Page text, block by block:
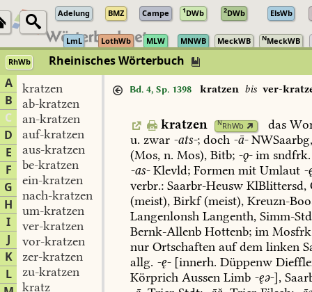
Adelung BMZ Campe 1DWb 2DWb ElsWb
LmL LothWb MLW MNWB MeckWB NMeckWB
RhWb
Rheinisches Wörterbuch
A
B
C
D
E
F
G
H
I
J
K
L
kratzen
ab-kratzen
an-kratzen
auf-kratzen
aus-kratzen
be-kratzen
ein-kratzen
nach-kratzen
um-kratzen
ver-kratzen
vor-kratzen
zer-kratzen
zu-kratzen
kratz
Bd. 4, Sp. 1398 kratzenbis ver-
kratzen NRhWb das
u. zwar -ats-; doch -ā- NWSaarbg
(Mos, n. Mos), Bitb; -ǫ-im sndfrk.
-as-Klevld; Formen mit Umlaut -
verbr.: Saarbr-Heusw KlBlittersd,
(meist), Birkf(meist), Kreuzn-
Langenlonsh Langenth, Simm-
Bernk-Allenb Hottenb; im Mosfrk
nur Ortschaften aufdem linken
allg. -ę-[innerh. Düppenw
Körprich Aussen Limb -ęə-],